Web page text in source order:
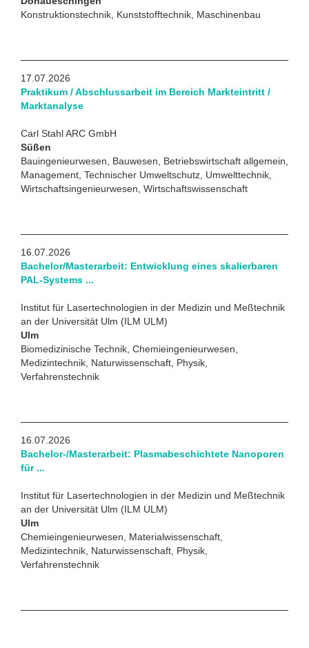
Konstruktionstechnik, Kunststofftechnik, Maschinenbau
17.07.2026
Praktikum / Abschlussarbeit im Bereich Markteintritt /
Marktanalyse
Carl Stahl ARC GmbH
Süßen
Bauingenieurwesen, Bauwesen, Betriebswirtschaft allgemein,
Management, Technischer Umweltschutz, Umwelttechnik,
Wirtschaftsingenieurwesen, Wirtschaftswissenschaft
16.07.2026
Bachelor/Masterarbeit: Entwicklung eines skalierbaren
PAL-Systems ...
Institut für Lasertechnologien in der Medizin und Meßtechnik
an der Universität Ulm (ILM ULM)
Ulm
Biomedizinische Technik, Chemieingenieurwesen,
Medizintechnik, Naturwissenschaft, Physik,
Verfahrenstechnik
16.07.2026
Bachelor-/Masterarbeit: Plasmabeschichtete Nanoporen
für ...
Institut für Lasertechnologien in der Medizin und Meßtechnik
an der Universität Ulm (ILM ULM)
Ulm
Chemieingenieurwesen, Materialwissenschaft,
Medizintechnik, Naturwissenschaft, Physik,
Verfahrenstechnik